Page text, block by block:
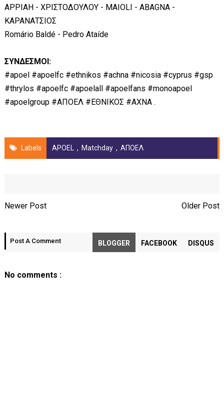
APPIAH - ΧΡΙΣΤΟΔΟΥΛΟΥ - MAIOLI - ABAGNA -
ΚΑΡΑΝΑΤΣΙΟΣ
Romário Baldé - Pedro Ataíde
ΣΥΝΔΕΣΜΟΙ:
#apoel #apoelfc #ethnikos #achna #nicosia #cyprus #gsp
#thrylos #apoelfc #apoelall #apoelfans #monoapoel
#apoelgroup #ΑΠΟΕΛ #ΕΘΝΙΚΟΣ #ΑΧΝΑ .
Labels APOEL , Matchday , ΑΠΟΕΛ
Newer Post Older Post
Post A Comment BLOGGER FACEBOOK DISQUS
No comments :